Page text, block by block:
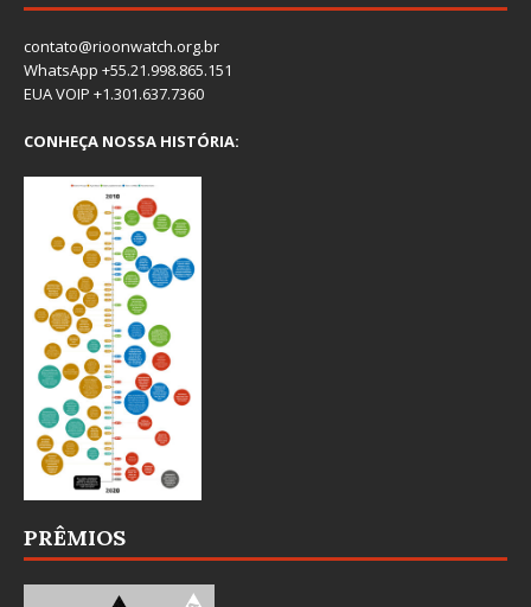
contato@rioonwatch.org.br
WhatsApp +55.21.998.865.151
EUA VOIP +1.301.637.7360
CONHEÇA NOSSA HISTÓRIA:
PRÊMIOS